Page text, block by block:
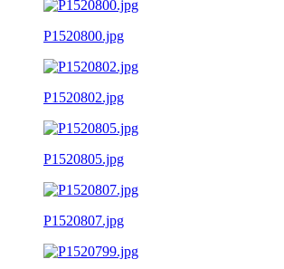
P1520800.jpg
P1520802.jpg
P1520805.jpg
P1520807.jpg